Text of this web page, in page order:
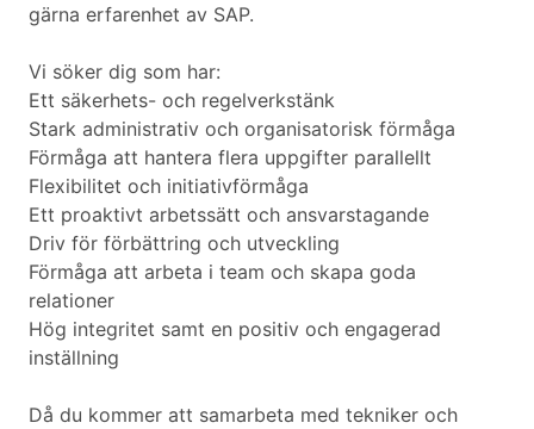
gärna erfarenhet av SAP.
Vi söker dig som har:
Ett säkerhets- och regelverkstänk
Stark administrativ och organisatorisk förmåga
Förmåga att hantera flera uppgifter parallellt
Flexibilitet och initiativförmåga
Ett proaktivt arbetssätt och ansvarstagande
Driv för förbättring och utveckling
Förmåga att arbeta i team och skapa goda
relationer
Hög integritet samt en positiv och engagerad
inställning
Då du kommer att samarbeta med tekniker och